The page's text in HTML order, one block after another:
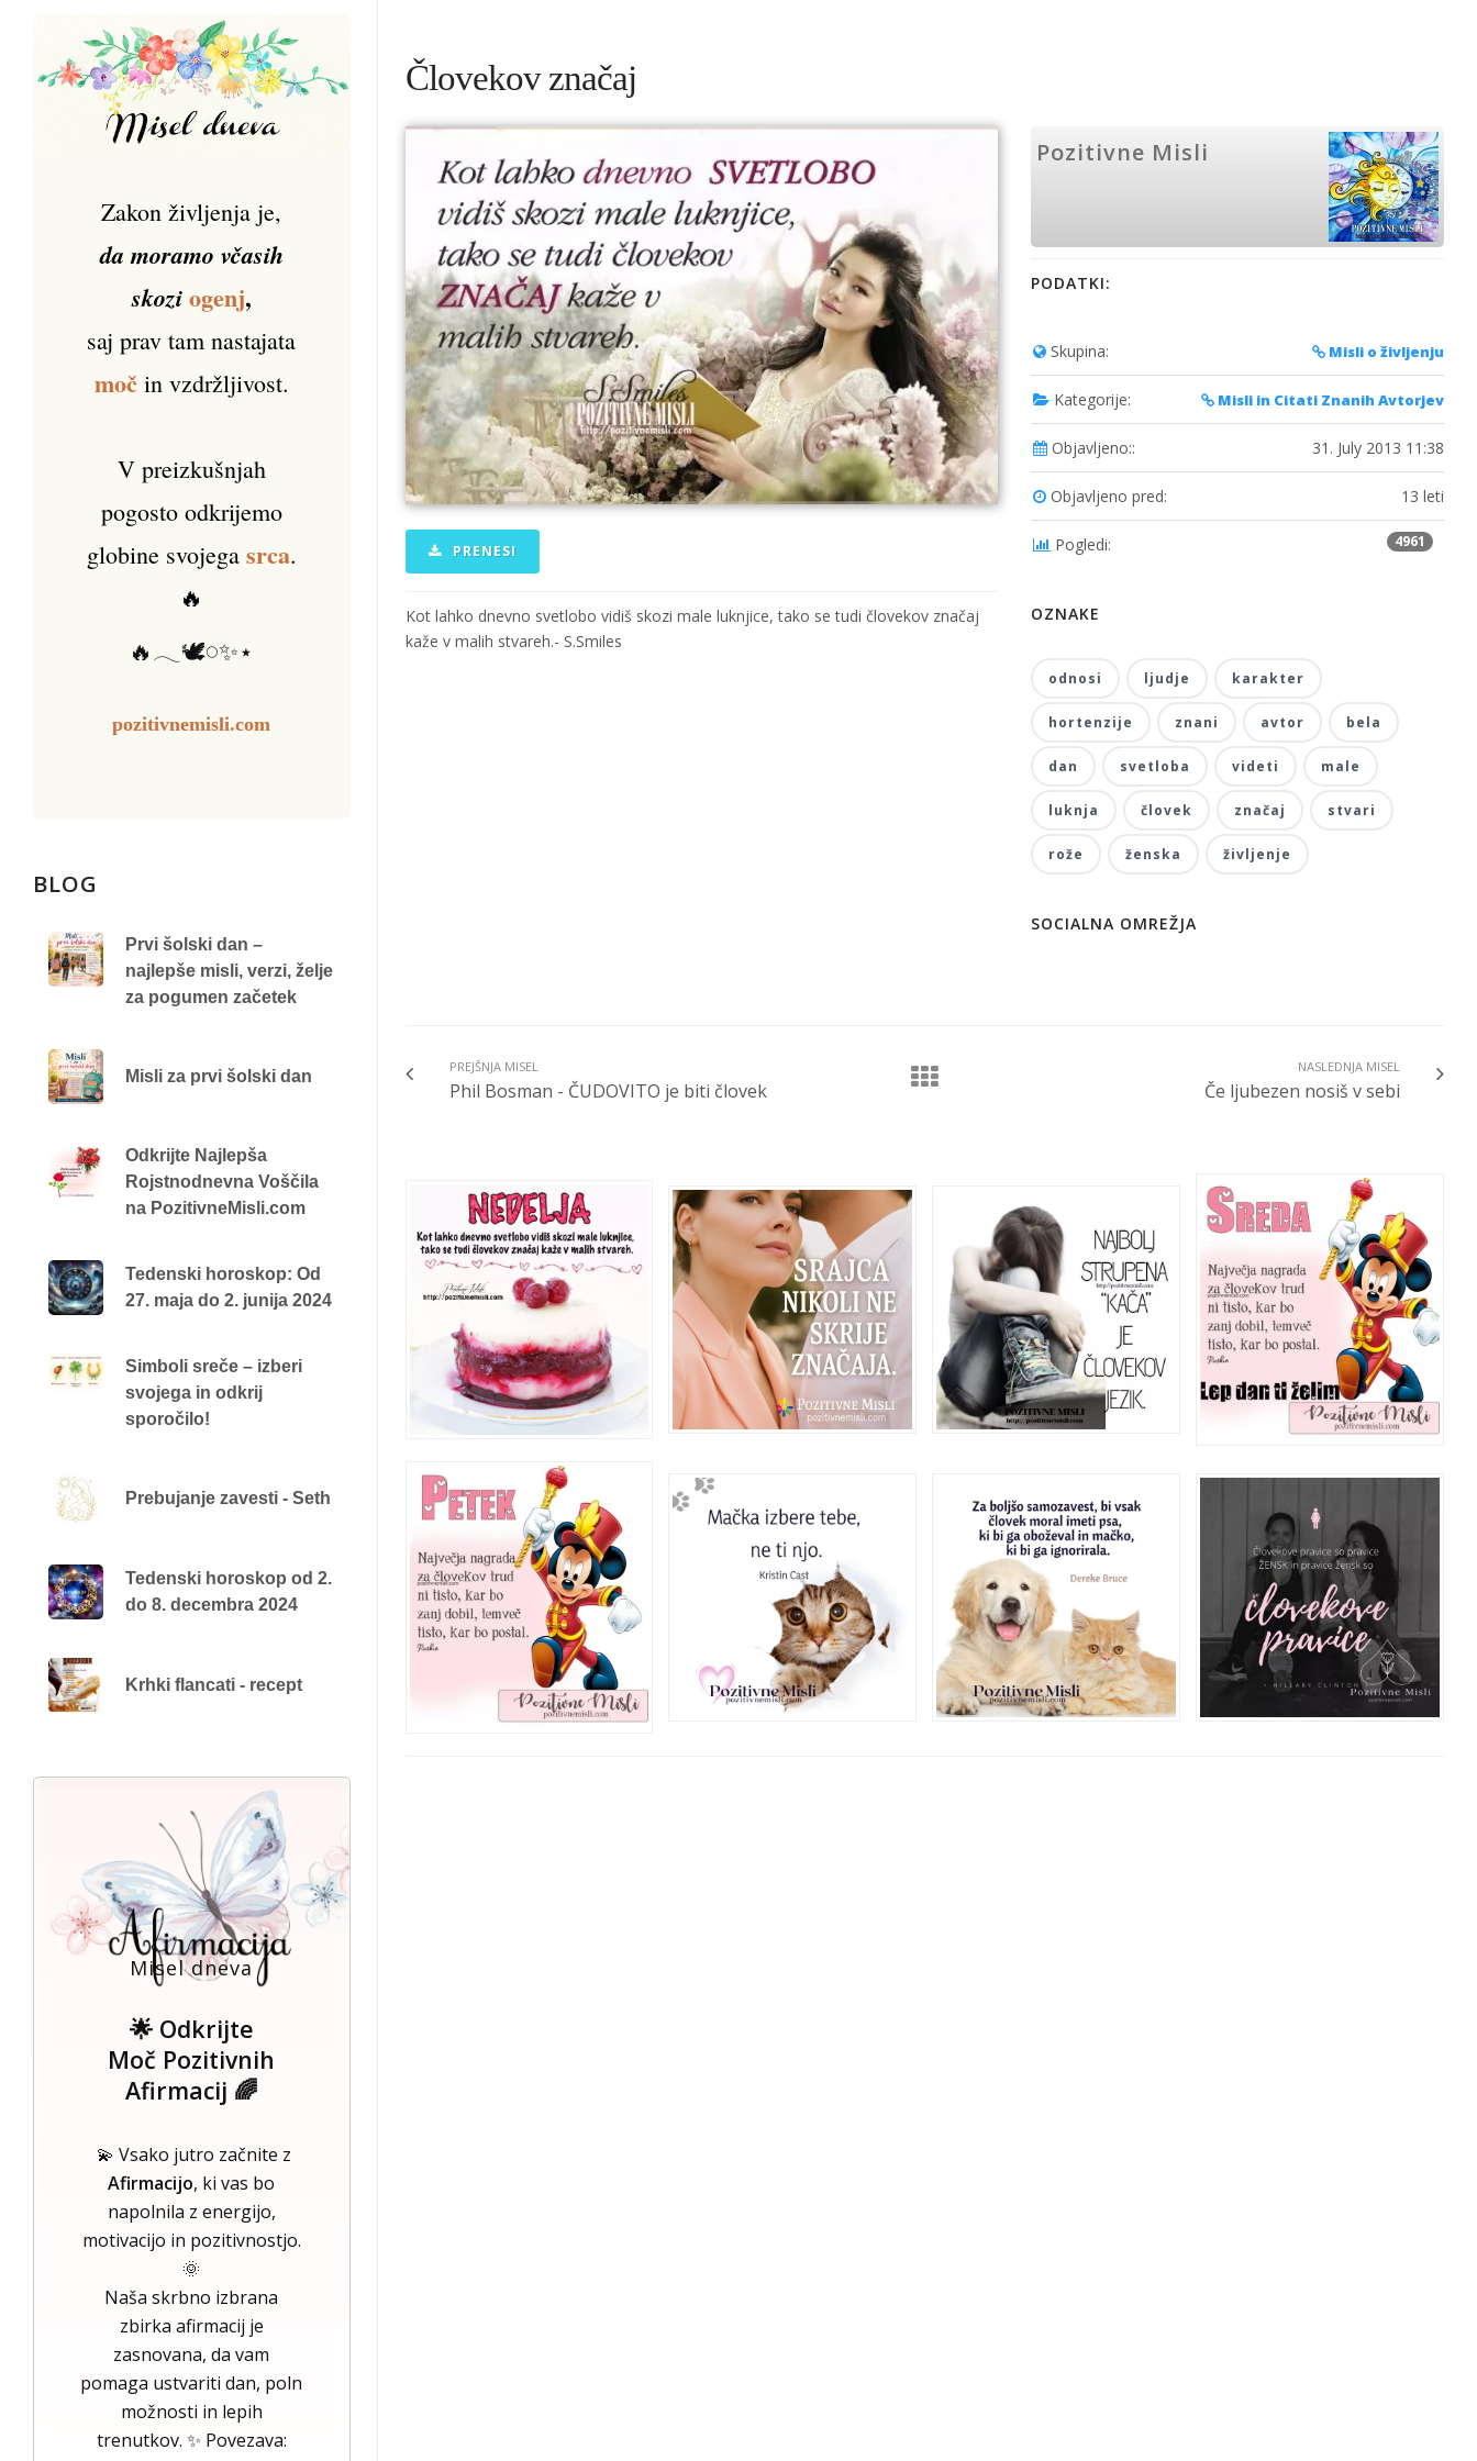
Človekov značaj
PRENESI
Kot lahko dnevno svetlobo vidiš skozi male luknjice, tako se tudi človekov značaj
kaže v malih stvareh.- S.Smiles
Pozitivne Misli
PODATKI:
Skupina: Misli o življenju
Kategorije: Misli in Citati Znanih Avtorjev
Objavljeno:: 31. July 2013 11:38
Objavljeno pred: 13 leti
Pogledi: 4961
OZNAKE
odnosi ljudje karakter
hortenzije znani avtor bela
dan svetloba videti male
luknja človek značaj stvari
rože ženska življenje
SOCIALNA OMREŽJA
PREJŠNJA MISEL
Phil Bosman - ČUDOVITO je biti človek
NASLEDNJA MISEL
Če ljubezen nosiš v sebi
Zakon življenja je,
da moramo včasih
skozi ogenj,
saj prav tam nastajata
močin vzdržljivost.
V preizkušnjah
pogosto odkrijemo
globine svojega srca.
🔥
🔥𓂃🕊️𓏸✨⋆
pozitivnemisli.com
BLOG
Prvi šolski dan –
najlepše misli, verzi, želje
za pogumen začetek
Misli za prvi šolski dan
Odkrijte Najlepša
Rojstnodnevna Voščila
na PozitivneMisli.com
Tedenski horoskop: Od
27. maja do 2. junija 2024
Simboli sreče – izberi
svojega in odkrij
sporočilo!
Prebujanje zavesti - Seth
Tedenski horoskop od 2.
do 8. decembra 2024
Krhki flancati - recept
Misel dneva
🌟 Odkrijte
Moč Pozitivnih
Afirmacij 🌈
💫 Vsako jutro začnite z
Afirmacijo, ki vas bo
napolnila z energijo,
motivacijo in pozitivnostjo.
🌞
Naša skrbno izbrana
zbirka afirmacij je
zasnovana, da vam
pomaga ustvariti dan, poln
možnosti in lepih
trenutkov. ✨ Povezava: